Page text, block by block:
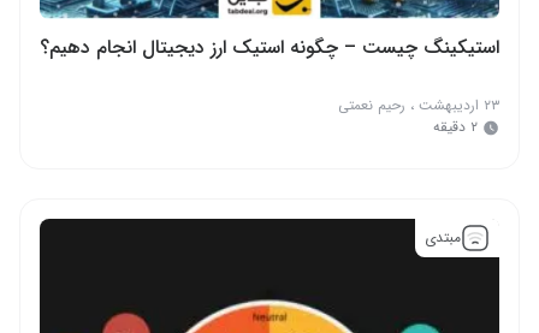
استیکینگ چیست – چگونه استیک ارز دیجیتال انجام دهیم؟
۲۳ اردیبهشت ، رحیم نعمتی
۲ دقیقه
مبتدی